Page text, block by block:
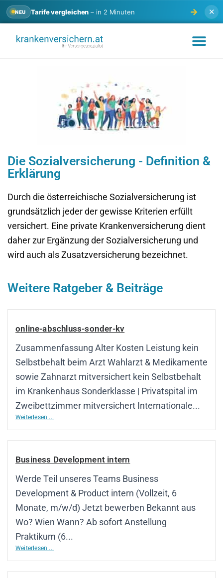
NEU Tarife vergleichen – in 2 Minuten → ✕
Die Sozialversicherung - Definition &
Erklärung
Durch die österreichische Sozialversicherung ist
grundsätzlich jeder der gewisse Kriterien erfüllt
versichert. Eine private Krankenversicherung dient
daher zur Ergänzung der Sozialversicherung und
wird auch als Zusatzversicherung bezeichnet.
Weitere Ratgeber & Beiträge
online-abschluss-sonder-kv
Zusammenfassung Alter Kosten Leistung kein
Selbstbehalt beim Arzt Wahlarzt & Medikamente
sowie Zahnarzt mitversichert kein Selbstbehalt
im Krankenhaus Sonderklasse | Privatspital im
Zweibettzimmer mitversichert Internationale...
Weiterlesen ...
Business Development intern
Werde Teil unseres Teams Business
Development & Product intern (Vollzeit, 6
Monate, m/w/d) Jetzt bewerben Bekannt aus
Wo? Wien Wann? Ab sofort Anstellung
Praktikum (6...
Weiterlesen ...